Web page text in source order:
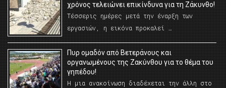
χρόνος τελειώνει επικίνδυνα για τη Ζάκυνθο!
Τέσσερις ημέρες μετά την έναρξη των
εργασιών, η εικόνα προκαλεί …
Πυρ ομαδόν από Βετεράνους και
οργανωμένους της Ζακύνθου για το θέμα του
γηπέδου!
Η μια ανακοίνωση διαδέχεται την άλλη στο